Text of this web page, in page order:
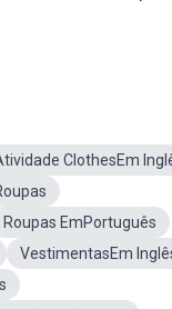
ClothesEm
Roupas EmPortuguês
VestimentasEm